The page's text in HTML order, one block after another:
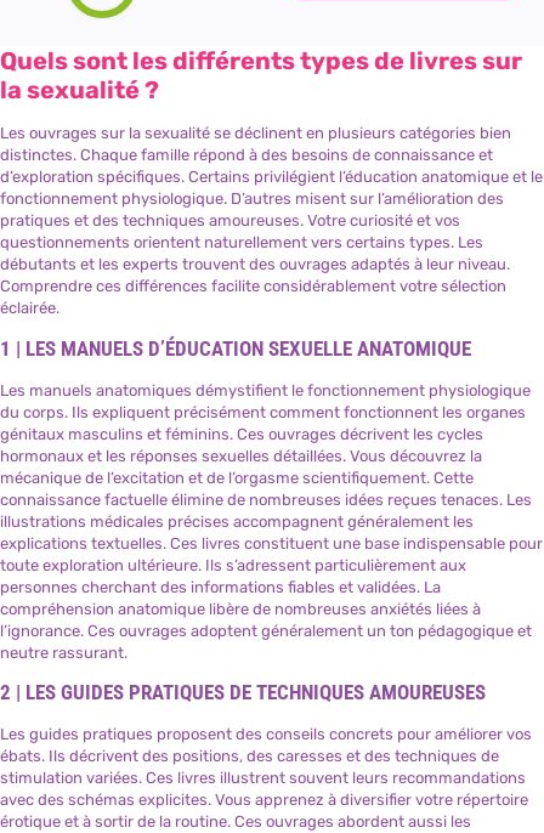
Quels sont les différents types de livres sur
la sexualité ?
Les ouvrages sur la sexualité se déclinent en plusieurs catégories bien
distinctes. Chaque famille répond à des besoins de connaissance et
d’exploration spécifiques. Certains privilégient l’éducation anatomique et le
fonctionnement physiologique. D’autres misent sur l’amélioration des
pratiques et des techniques amoureuses. Votre curiosité et vos
questionnements orientent naturellement vers certains types. Les
débutants et les experts trouvent des ouvrages adaptés à leur niveau.
Comprendre ces différences facilite considérablement votre sélection
éclairée.
1 | LES MANUELS D’ÉDUCATION SEXUELLE ANATOMIQUE
Les manuels anatomiques démystifient le fonctionnement physiologique
du corps. Ils expliquent précisément comment fonctionnent les organes
génitaux masculins et féminins. Ces ouvrages décrivent les cycles
hormonaux et les réponses sexuelles détaillées. Vous découvrez la
mécanique de l’excitation et de l’orgasme scientifiquement. Cette
connaissance factuelle élimine de nombreuses idées reçues tenaces. Les
illustrations médicales précises accompagnent généralement les
explications textuelles. Ces livres constituent une base indispensable pour
toute exploration ultérieure. Ils s’adressent particulièrement aux
personnes cherchant des informations fiables et validées. La
compréhension anatomique libère de nombreuses anxiétés liées à
l’ignorance. Ces ouvrages adoptent généralement un ton pédagogique et
neutre rassurant.
2 | LES GUIDES PRATIQUES DE TECHNIQUES AMOUREUSES
Les guides pratiques proposent des conseils concrets pour améliorer vos
ébats. Ils décrivent des positions, des caresses et des techniques de
stimulation variées. Ces livres illustrent souvent leurs recommandations
avec des schémas explicites. Vous apprenez à diversifier votre répertoire
érotique et à sortir de la routine. Ces ouvrages abordent aussi les